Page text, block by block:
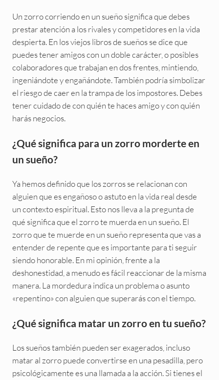
Un zorro corriendo en un sueño significa que debes
prestar atención a los rivales y competidores en la vida
despierta. En los viejos libros de sueños se dice que
puedes tener amigos con un doble carácter, o posibles
colaboradores que trabajan en dos frentes, mintiendo,
ingeniándote y engañándote. También podría simbolizar
el riesgo de caer en la trampa de los impostores. Debes
tener cuidado de con quién te haces amigo y con quién
harás negocios.
¿Qué significa para un zorro morderte en
un sueño?
Ya hemos definido que los zorros se relacionan con
alguien que es engañoso o astuto en la vida real desde
un contexto espiritual. Esto nos lleva a la pregunta de
qué significa que el zorro te muerda en un sueño. El
zorro que te muerde en un sueño representa que vas a
entender de repente que es importante para ti seguir
siendo honorable. En mi opinión, frente a la
deshonestidad, a menudo es fácil reaccionar de la misma
manera. La mordedura indica un problema o asunto
«repentino» con alguien que superarás con el tiempo.
¿Qué significa matar un zorro en tu sueño?
Los sueños también pueden ser exagerados, incluso
matar al zorro puede convertirse en una pesadilla, pero
psicológicamente es una llamada a la acción. Si tienes el